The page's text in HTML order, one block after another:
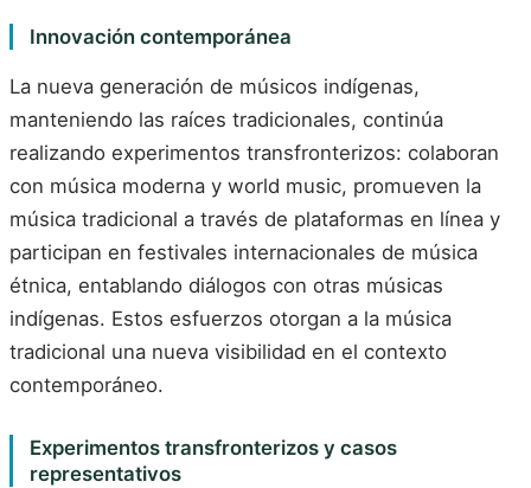
Innovación contemporánea
La nueva generación de músicos indígenas,
manteniendo las raíces tradicionales, continúa
realizando experimentos transfronterizos: colaboran
con música moderna y world music, promueven la
música tradicional a través de plataformas en línea y
participan en festivales internacionales de música
étnica, entablando diálogos con otras músicas
indígenas. Estos esfuerzos otorgan a la música
tradicional una nueva visibilidad en el contexto
contemporáneo.
Experimentos transfronterizos y casos
representativos